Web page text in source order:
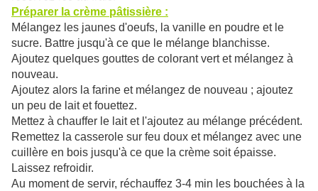
Préparer la crème pâtissière :
Mélangez les jaunes d'oeufs, la vanille en poudre et le
sucre. Battre jusqu'à ce que le mélange blanchisse.
Ajoutez quelques gouttes de colorant vert et mélangez à
nouveau.
Ajoutez alors la farine et mélangez de nouveau ; ajoutez
un peu de lait et fouettez.
Mettez à chauffer le lait et l'ajoutez au mélange précédent.
Remettez la casserole sur feu doux et mélangez avec une
cuillère en bois jusqu'à ce que la crème soit épaisse.
Laissez refroidir.
Au moment de servir, réchauffez 3-4 min les bouchées à la